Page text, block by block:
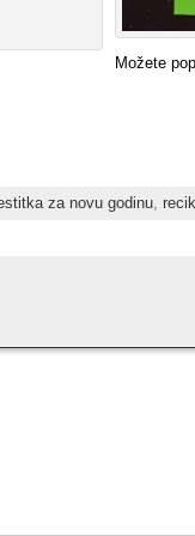
Možete
za novu godinu,